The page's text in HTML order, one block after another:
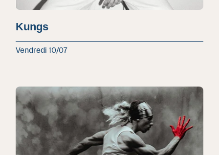
Kungs
Vendredi 10/07